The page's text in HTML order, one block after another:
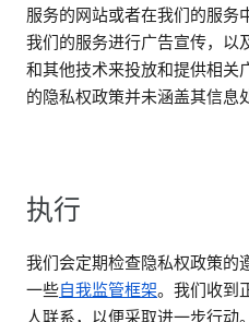
服务的网站或者在我们的服务
我们的服务进行广告宣传，以
和其他技术来投放和提供相关
的隐私权政策并未涵盖其信息
执行
我们会定期检查隐私权政策的
一些自我监管框架。我们收到
人联系，以便采取进一步行动